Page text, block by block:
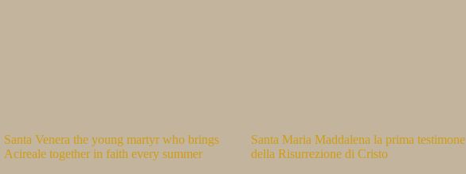
Santa Venera the young martyr who brings
Acireale together in faith every summer
Santa Maria Maddalena la prima testimone
della Risurrezione di Cristo